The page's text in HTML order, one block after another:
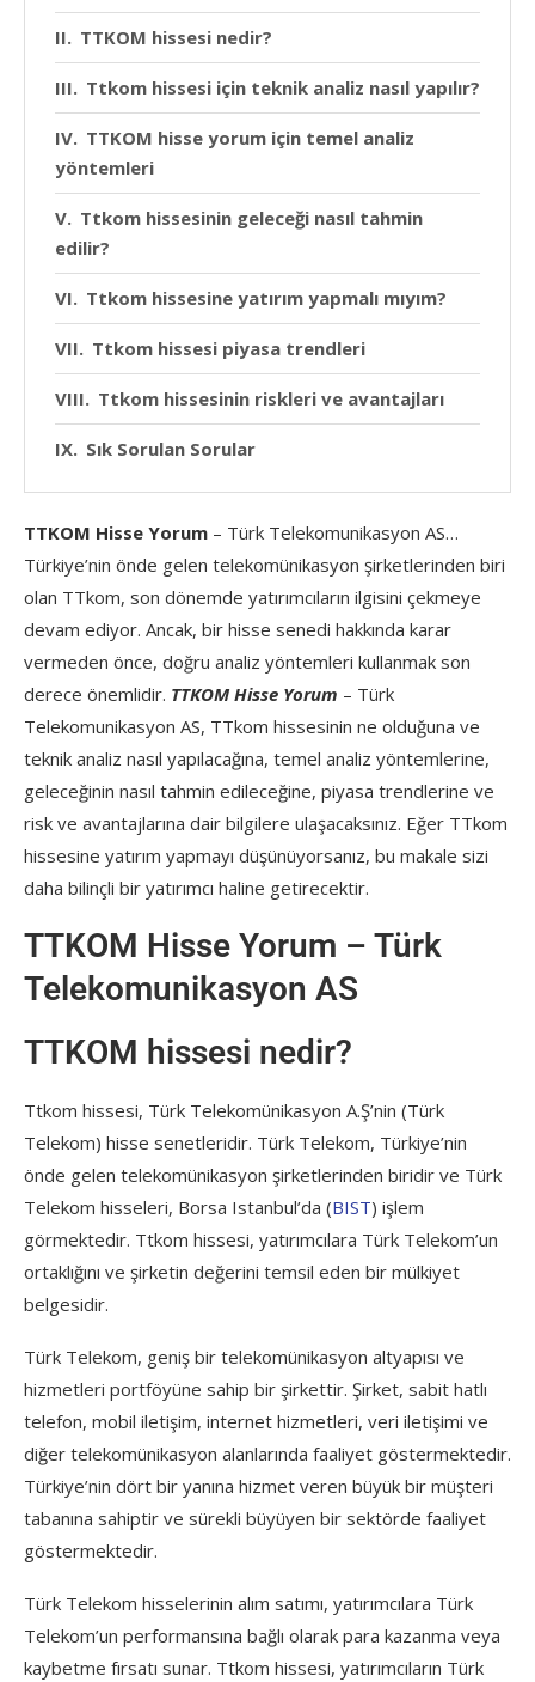
TTKOM hissesi nedir?
Ttkom hissesi için teknik analiz nasıl yapılır?
TTKOM hisse yorum için temel analiz
yöntemleri
Ttkom hissesinin geleceği nasıl tahmin
edilir?
Ttkom hissesine yatırım yapmalı mıyım?
Ttkom hissesi piyasa trendleri
Ttkom hissesinin riskleri ve avantajları
Sık Sorulan Sorular
TTKOM Hisse Yorum – Türk Telekomunikasyon AS…
Türkiye’nin önde gelen telekomünikasyon şirketlerinden biri
olan TTkom, son dönemde yatırımcıların ilgisini çekmeye
devam ediyor. Ancak, bir hisse senedi hakkında karar
vermeden önce, doğru analiz yöntemleri kullanmak son
derece önemlidir. TTKOM Hisse Yorum – Türk
Telekomunikasyon AS, TTkom hissesinin ne olduğuna ve
teknik analiz nasıl yapılacağına, temel analiz yöntemlerine,
geleceğinin nasıl tahmin edileceğine, piyasa trendlerine ve
risk ve avantajlarına dair bilgilere ulaşacaksınız. Eğer TTkom
hissesine yatırım yapmayı düşünüyorsanız, bu makale sizi
daha bilinçli bir yatırımcı haline getirecektir.
TTKOM Hisse Yorum – Türk
Telekomunikasyon AS
TTKOM hissesi nedir?
Ttkom hissesi, Türk Telekomünikasyon A.Ş’nin (Türk
Telekom) hisse senetleridir. Türk Telekom, Türkiye’nin
önde gelen telekomünikasyon şirketlerinden biridir ve Türk
Telekom hisseleri, Borsa Istanbul’da (BIST) işlem
görmektedir. Ttkom hissesi, yatırımcılara Türk Telekom’un
ortaklığını ve şirketin değerini temsil eden bir mülkiyet
belgesidir.
Türk Telekom, geniş bir telekomünikasyon altyapısı ve
hizmetleri portföyüne sahip bir şirkettir. Şirket, sabit hatlı
telefon, mobil iletişim, internet hizmetleri, veri iletişimi ve
diğer telekomünikasyon alanlarında faaliyet göstermektedir.
Türkiye’nin dört bir yanına hizmet veren büyük bir müşteri
tabanına sahiptir ve sürekli büyüyen bir sektörde faaliyet
göstermektedir.
Türk Telekom hisselerinin alım satımı, yatırımcılara Türk
Telekom’un performansına bağlı olarak para kazanma veya
kaybetme fırsatı sunar. Ttkom hissesi, yatırımcıların Türk